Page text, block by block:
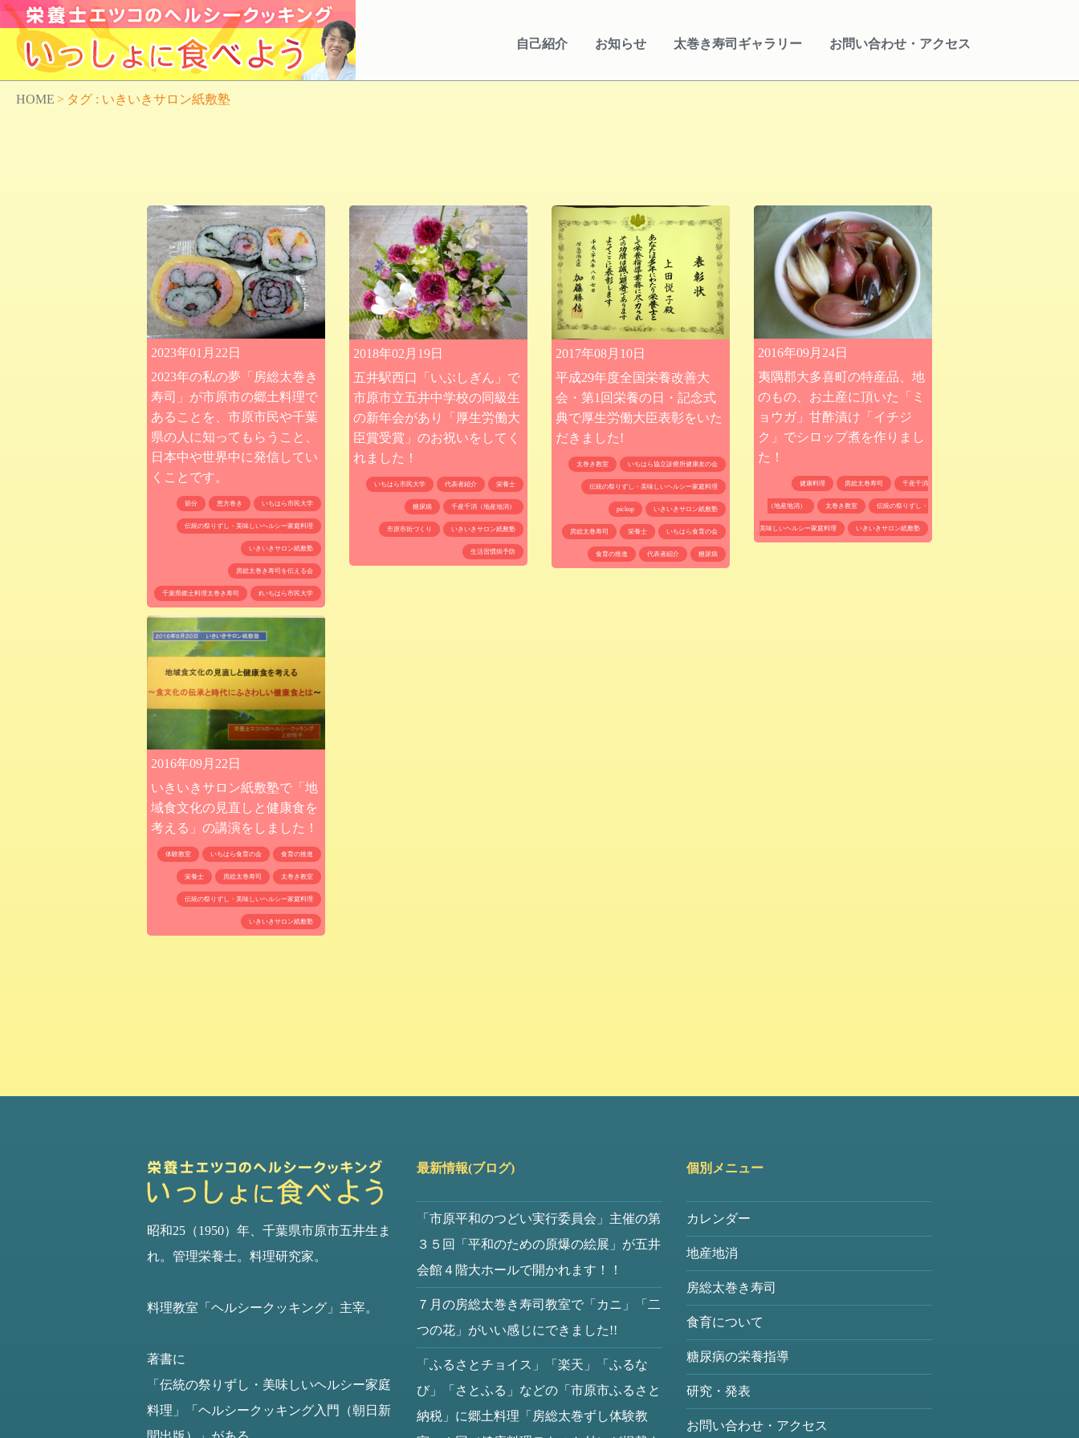
自己紹介 お知らせ 太巻き寿司ギャラリー お問い合わせ・アクセス
HOME > タグ : いきいきサロン紙敷塾
2023年01月22日
2023年の私の夢「房総太巻き
寿司」が市原市の郷土料理で
あることを、市原市民や千葉
県の人に知ってもらうこと、
日本中や世界中に発信してい
くことです。
節分 恵方巻き いちはら市民大学
伝統の祭りずし・美味しいヘルシー家庭料理
いきいきサロン紙敷塾
房総太巻き寿司を伝える会
千葉県郷土料理太巻き寿司 ♯いちはら市民大学
2018年02月19日
五井駅西口「いぶしぎん」で
市原市立五井中学校の同級生
の新年会があり「厚生労働大
臣賞受賞」のお祝いをしてく
れました！
いちはら市民大学 代表者紹介 栄養士
糖尿病 千産千消（地産地消）
市原市街づくり いきいきサロン紙敷塾
生活習慣病予防
2017年08月10日
平成29年度全国栄養改善大
会・第1回栄養の日・記念式
典で厚生労働大臣表彰をいた
だきました!
太巻き教室 いちはら協立診療所健康友の会
伝統の祭りずし・美味しいヘルシー家庭料理
pickup いきいきサロン紙敷塾
房総太巻寿司 栄養士 いちはら食育の会
食育の推進 代表者紹介 糖尿病
2016年09月24日
夷隅郡大多喜町の特産品、地
のもの、お土産に頂いた「ミ
ョウガ」甘酢漬け「イチジ
ク」でシロップ煮を作りまし
た！
健康料理 房総太巻寿司 千産千消
（地産地消） 太巻き教室 伝統の祭りずし・
美味しいヘルシー家庭料理 いきいきサロン紙敷塾
2016年09月22日
いきいきサロン紙敷塾で「地
域食文化の見直しと健康食を
考える」の講演をしました！
体験教室 いちはら食育の会 食育の推進
栄養士 房総太巻寿司 太巻き教室
伝統の祭りずし・美味しいヘルシー家庭料理
いきいきサロン紙敷塾
昭和25（1950）年、千葉県市原市五井生ま
れ。管理栄養士。料理研究家。
料理教室「ヘルシークッキング」主宰。
著書に
「伝統の祭りずし・美味しいヘルシー家庭
料理」
「ヘルシークッキング入門（朝日新
最新情報(ブログ)
「市原平和のつどい実行委員会」主催の第
３５回「平和のための原爆の絵展」が五井
会館４階大ホールで開かれます！！
７月の房総太巻き寿司教室で「カニ」「二
つの花」がいい感じにできました!!
「ふるさとチョイス」「楽天」「ふるな
び」「さとふる」などの「市原市ふるさと
納税」に郷土料理「房総太巻ずし体験教
個別メニュー
カレンダー
地産地消
房総太巻き寿司
食育について
糖尿病の栄養指導
研究・発表
お問い合わせ・アクセス